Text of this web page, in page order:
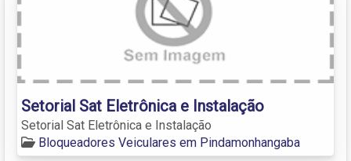
Setorial Sat Eletrônica e Instalação
Setorial Sat Eletrônica e Instalação
Bloqueadores Veiculares em Pindamonhangaba